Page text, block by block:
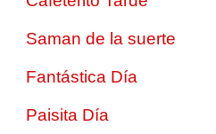
Saman de la suerte
Fantástica Día
Paisita Día